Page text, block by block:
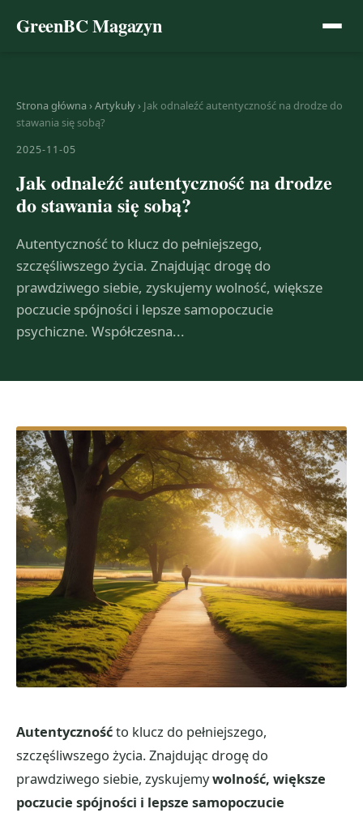
GreenBC Magazyn
Strona główna ›Artykuły› Jak odnaleźć autentyczność na drodze do
stawania się sobą?
2025-11-05
Jak odnaleźć autentyczność na drodze
do stawania się sobą?
Autentyczność to klucz do pełniejszego,
szczęśliwszego życia. Znajdując drogę do
prawdziwego siebie, zyskujemy wolność, większe
poczucie spójności i lepsze samopoczucie
psychiczne. Współczesna...
Autentycznośćto klucz do pełniejszego,
szczęśliwszego życia. Znajdując drogę do
prawdziwego siebie, zyskujemywolność, większe
poczucie spójności i lepsze samopoczucie